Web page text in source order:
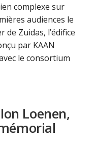
complexe sur
audiences le
de Zuidas, l’édifice
par KAAN
le consortium
Loenen,